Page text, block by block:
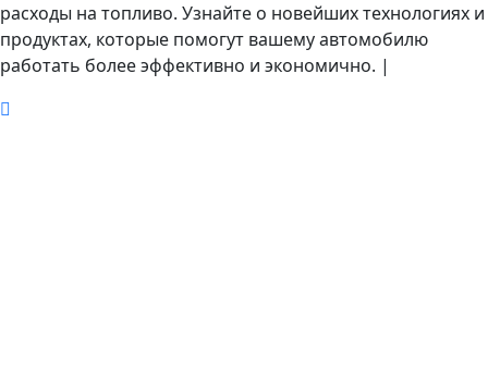
расходы на топливо. Узнайте о новейших технологиях и
продуктах, которые помогут вашему автомобилю
работать более эффективно и экономично. |